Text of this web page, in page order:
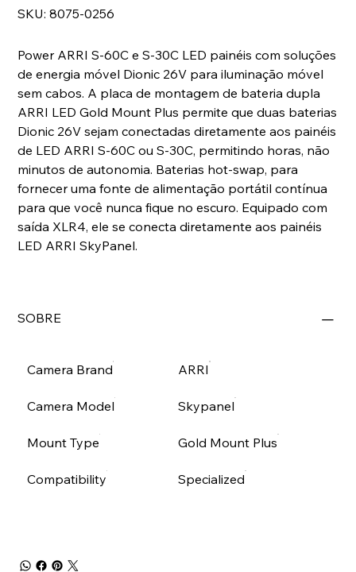
SKU: SKU
8075-
8075-0256
Power ARRI S-60C e S-30C LED painéis com soluções
de energia móvel Dionic 26V para iluminação móvel
sem cabos. A placa de montagem de bateria dupla
ARRI LED Gold Mount Plus permite que duas baterias
Dionic 26V sejam conectadas diretamente aos painéis
de LED ARRI S-60C ou S-30C, permitindo horas, não
minutos de autonomia. Baterias hot-swap, para
fornecer uma fonte de alimentação portátil contínua
para que você nunca fique no escuro. Equipado com
saída XLR4, ele se conecta diretamente aos painéis
LED ARRI SkyPanel.
SOBRE
Camera Brand ARRI
Camera Model Skypanel
Mount Type Gold Mount Plus
Compatibility Specialized